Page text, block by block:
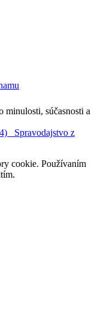
súčasnosti a
Spravodajstvo z
cookie. Používaním